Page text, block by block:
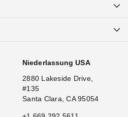
Niederlassung USA
2880 Lakeside Drive,
#135
Santa Clara, CA 95054